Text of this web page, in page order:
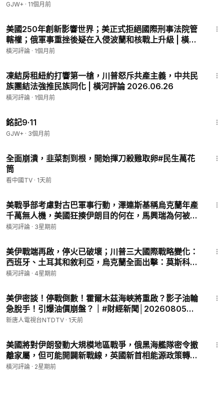
GJW+ · 11個月前
⁩美國250年創新影響世界；美正式拒絕國際刑事法院管
轄權；俄軍事重挫後疑在入侵波蘭和核戰上升級 | 橫河
評論 2026.07.03
橫河評論 · 1個月前
凍結房租紐約打響第一槍，川普怒斥共產主義，中共民
族團結法強推民族同化 | 橫河評論 2026.06.26
橫河評論 · 1個月前
銘記9·11
GJW+ · 3個月前
全面崩潰，韭菜割到根，開始揮刀殺雞取卵#民生萬花
筒
看中國TV · 1天前
美戰爭部考慮對古巴軍事行動，澤連斯基稱烏克蘭年產
千萬無人機，美國狂揍伊朗目的何在，馬興瑞為何被雙
開，美地震專家被中共「錯誤拘留」，王滬寧訪朝學世
橫河評論 · 3星期前
美伊戰端再啟，停火已破壞；川普三大國際戰略變化：
西班牙、土耳其和敘利亞，烏克蘭全面出擊：莫斯科、
橫河評論 · 4星期前
美伊密談！停戰倒數！霍爾木茲海峽將重啟？影子油輪
急脫手！引爆油價崩盤？｜#財經新聞│20260805
(三)｜#新唐人
新唐人電視台NTDTV · 1天前
美國將對伊朗發動大規模地區戰爭，俄黑海艦隊密令撤
離家屬，但可能開闢新戰線，英國新首相能源政策轉向
| 橫河評論 2026.07.20
橫河評論 · 2星期前